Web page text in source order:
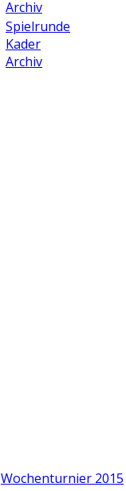
Archiv
Spielrunde
Kader
Archiv
Wochenturnier 2015